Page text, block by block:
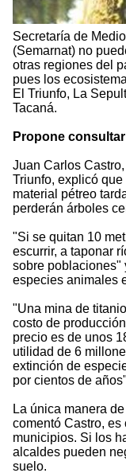
Secretaría de
(Semarnat) no
otras regiones del
pues los
El Triunfo, La
Tacaná.
Propone
Juan Carlos
Triunfo, explicó
material pétreo
perderán árboles
"Si se quitan 10
escurrir, a taponar
sobre poblaciones"
especies animales
"Una mina de
costo de
precio es de unos
utilidad de 6
extinción de
por cientos de
La única manera
comentó Castro,
municipios. Si los
alcaldes pueden
suelo.